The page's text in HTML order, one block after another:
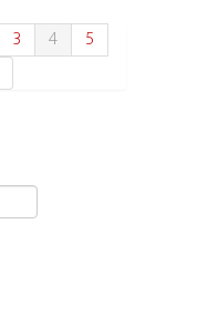
3 4
5